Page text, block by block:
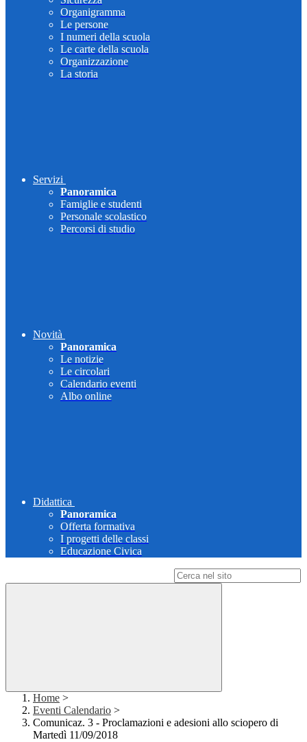
Organigramma
Le persone
I numeri della scuola
Le carte della scuola
Organizzazione
La storia
Servizi
Panoramica
Famiglie e studenti
Personale scolastico
Percorsi di studio
Novità
Panoramica
Le notizie
Le circolari
Calendario eventi
Albo online
Didattica
Panoramica
Offerta formativa
I progetti delle classi
Educazione Civica
Home >
Eventi Calendario >
Comunicaz. 3 - Proclamazioni e adesioni allo sciopero di
Martedì 11/09/2018